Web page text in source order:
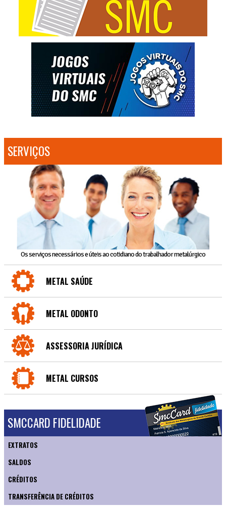
SERVIÇOS
Os serviços necessários e úteis ao cotidiano do trabalhador metalúrgico
METAL SAÚDE
METAL ODONTO
ASSESSORIA JURÍDICA
METAL CURSOS
SMCCARD FIDELIDADE
EXTRATOS
SALDOS
CRÉDITOS
TRANSFERÊNCIA DE CRÉDITOS